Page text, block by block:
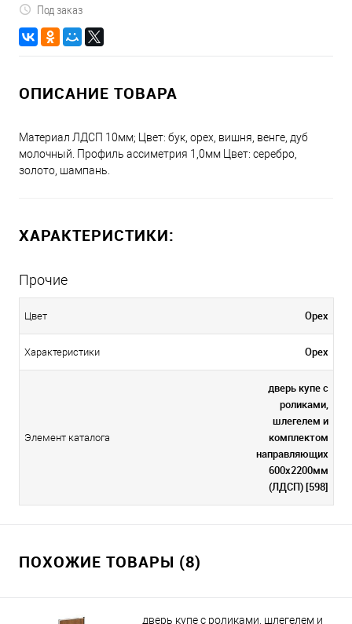
Под заказ
ОПИСАНИЕ ТОВАРА
Материал ЛДСП 10мм; Цвет: бук, орех, вишня, венге, дуб
молочный. Профиль ассиметрия 1,0мм Цвет: серебро,
золото, шампань.
ХАРАКТЕРИСТИКИ:
Прочие
Цвет Орех
Характеристики Орех
Элемент каталога
дверь купе с
роликами,
шлегелем и
комплектом
направляющих
600х2200мм
(ЛДСП) [598]
ПОХОЖИЕ ТОВАРЫ (8)
дверь купе с роликами, шлегелем и